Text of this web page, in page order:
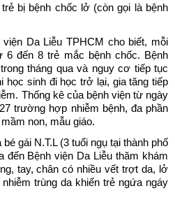
bị bệnh chốc lở (còn gọi là bệnh
Da Liễu TPHCM cho biết, mỗi
6 đến 8 trẻ mắc bệnh chốc. Bệnh
tháng qua và nguy cơ tiếp tục
học sinh đi học trở lại, gia tăng tiếp
Thống kê của bệnh viện từ ngày
trường hợp nhiễm bệnh, đa phần
non, mẫu giáo.
gái N.T.L (3 tuổi ngụ tại thành phố
Bệnh viện Da Liễu thăm khám
tay, chân có nhiều vết trợt da, lở
trùng da khiến trẻ ngứa ngáy